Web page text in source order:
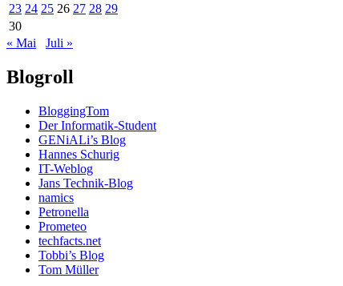
23 24 25 26 27 28 29
30
« Mai
Juli »
Blogroll
BloggingTom
Der Informatik-Student
GENiALi’s Blog
Hannes Schurig
IT-Weblog
Jans Technik-Blog
namics
Petronella
Prometeo
techfacts.net
Tobbi’s Blog
Tom Müller